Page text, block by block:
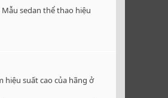
sedan thể thao hiệu
hiệu suất cao của hãng ở